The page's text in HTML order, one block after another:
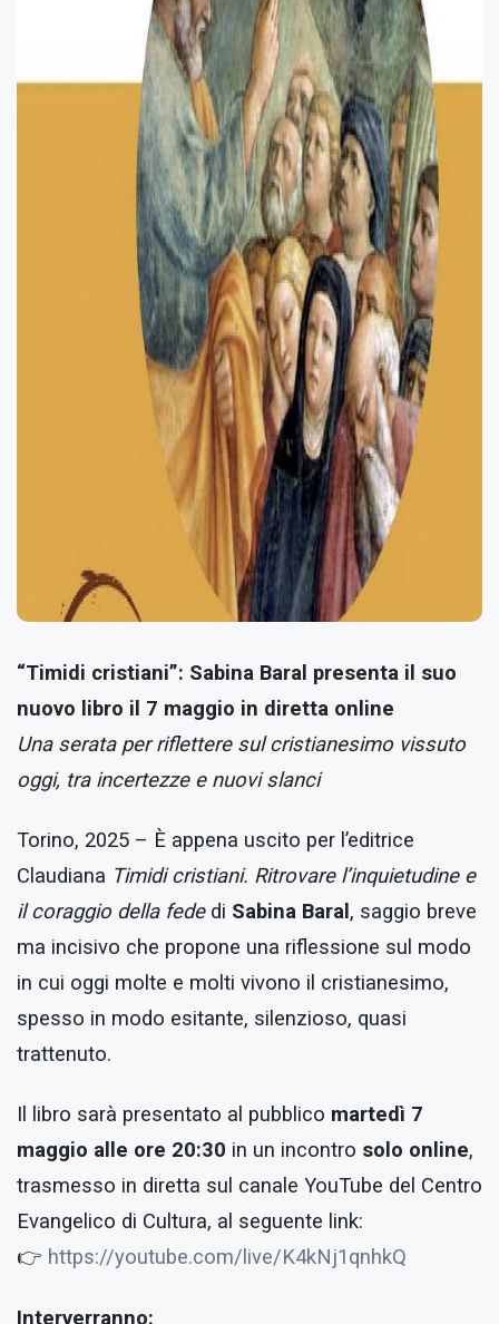
“Timidi cristiani”: Sabina Baral presenta il suo
nuovo libro il 7 maggio in diretta online
Una serata per riflettere sul cristianesimo vissuto
oggi, tra incertezze e nuovi slanci
Torino, 2025 – È appena uscito per l’editrice
Claudiana Timidi cristiani. Ritrovare l’inquietudine e
il coraggio della fededi Sabina Baral , saggio breve
ma incisivo che propone una riflessione sul modo
in cui oggi molte e molti vivono il cristianesimo,
spesso in modo esitante, silenzioso, quasi
trattenuto.
Il libro sarà presentato al pubblico martedì 7
maggio alle ore 20:30 in un incontro solo online,
trasmesso in diretta sul canale YouTube del Centro
Evangelico di Cultura, al seguente link:
👉 https://youtube.com/live/K4kNj1qnhkQ
Interverranno: